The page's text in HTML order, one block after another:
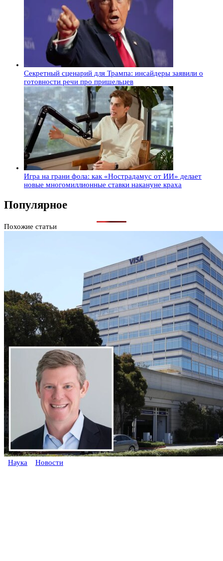
Секретный сценарий для Трампа: инсайдеры заявили о
готовности речи про пришельцев
Игра на грани фола: как «Нострадамус от ИИ» делает
новые многомиллионные ставки накануне краха
Популярное
Похожие статьи
Наука Новости